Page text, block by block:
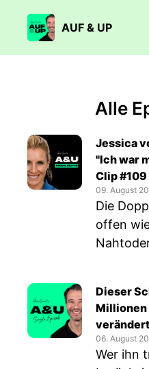
AUF & UP
Alle
Jessica
"Ich war
Clip #109
09. August
Die
offen
Dieser
Millionen
verändert
06. August
Wer ihn